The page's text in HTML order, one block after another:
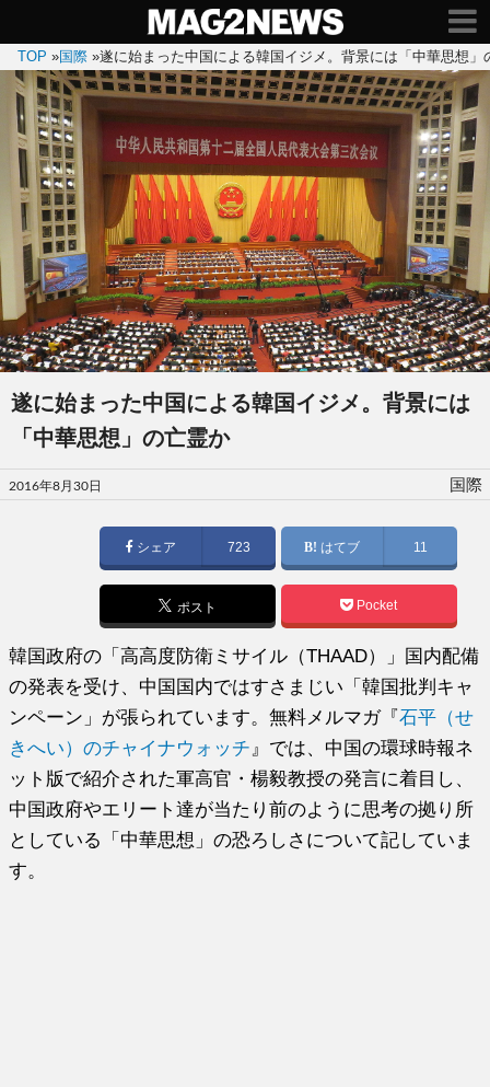
TOP »国際 »遂に始まった中国による韓国イジメ。背景には「中華思想」
遂に始まった中国による韓国イジメ。背景には
「中華思想」の亡霊か
投
稿
2016年8月30日 国際
シェア 723 はてブ 11
ポスト Pocket
韓国政府の「高高度防衛ミサイル（THAAD）」国内配備
の発表を受け、中国国内ではすさまじい「韓国批判キャ
ンペーン」が張られています。無料メルマガ『石平（せ
きへい）のチャイナウォッチ 』では、中国の環球時報ネ
ット版で紹介された軍高官・楊毅教授の発言に着目し、
中国政府やエリート達が当たり前のように思考の拠り所
としている「中華思想」の恐ろしさについて記していま
す。